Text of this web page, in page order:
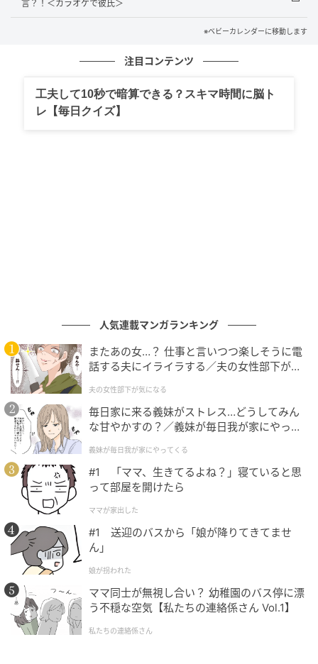
チェックし、「片付いていなさすぎる」「今度は片付
けをしにくる」と言っていたらしいのです。
お風呂の掃除が行き届いていない、玄関やガレージを
もっとしっかり掃き掃除したほうがよい、など細部に
わたりチェックしていったそう。まだ完全に片付いて
いると言える状態ではなかったため、義母の言葉はそ
の通りなのですが、なんだか自分が不在のときに家の
中をチェックされたと思うと、モヤモヤとしてしまい
ました。
そして、わが家は子どもが3人いて物もとても多く、片
付けても散らかってしまうことも多くあります。義母
はとてもきっちりしていて、夫曰く、「暇さえあれば
掃除機をかけている」ほどの人。片付けたとしても、
そんなきっちりしている義母の「片付いている」の基
準に果たしてなるのかなあ……と、多少仕方ないと思っ
言？！＜カラオケで彼氏＞
※ベビーカレンダーに移動します
注目コンテンツ
工夫して10秒で暗算できる？スキマ時間に脳ト
レ【毎日クイズ】
人気連載マンガランキング
またあの女…？ 仕事と言いつつ楽しそうに電
話する夫にイライラする／夫の女性部下が気
夫の女性部下が気になる
毎日家に来る義妹がストレス…どうしてみん
な甘やかすの？／義妹が毎日我が家にやって
が】
義妹が毎日我が家にやってくる
#1 「ママ、生きてるよね？」寝ていると思
って部屋を開けたら
ママが家出した
#1 送迎のバスから「娘が降りてきてませ
ん」
娘が拐われた
ママ同士が無視し合い？ 幼稚園のバス停に漂
う不穏な空気【私たちの連絡係さん Vol.1】
私たちの連絡係さん